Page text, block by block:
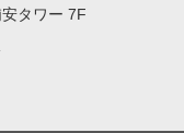
タワー 7F